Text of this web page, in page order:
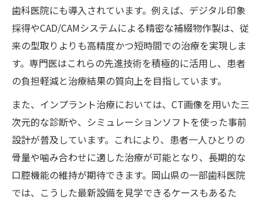
歯科医院にも導入されています。例えば、デジタル印象
採得やCAD/CAMシステムによる精密な補綴物作製は、従
来の型取りよりも高精度かつ短時間での治療を実現しま
す。専門医はこれらの先進技術を積極的に活用し、患者
の負担軽減と治療結果の質向上を目指しています。
また、インプラント治療においては、CT画像を用いた三
次元的な診断や、シミュレーションソフトを使った事前
設計が普及しています。これにより、患者一人ひとりの
骨量や噛み合わせに適した治療が可能となり、長期的な
口腔機能の維持が期待できます。岡山県の一部歯科医院
では、こうした最新設備を見学できるケースもあるた